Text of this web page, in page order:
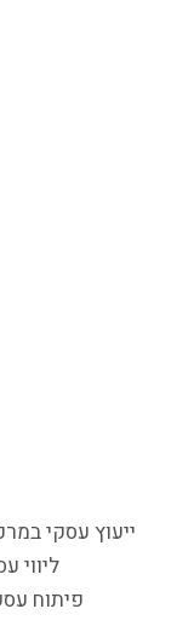
ייעוץ עסקי
ליווי
פיתוח